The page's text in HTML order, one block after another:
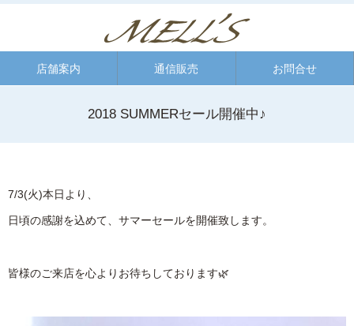
店舗案内 通信販売 お問合せ
2018 SUMMERセール開催中♪
7/3(火)本日より、
日頃の感謝を込めて、サマーセールを開催致します。
皆様のご来店を心よりお待ちしております🌿